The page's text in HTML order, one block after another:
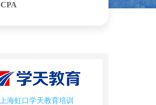
CPA
上海虹口学天教育培训